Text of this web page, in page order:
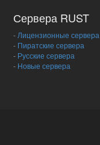
Сервера RUST
- Лицензионные сервера
- Пиратские сервера
- Русские сервера
- Новые сервера